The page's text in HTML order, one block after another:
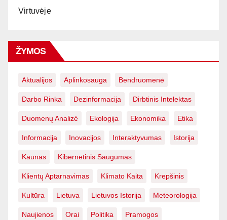
Virtuvėje
ŽYMOS
Aktualijos Aplinkosauga Bendruomenė
Darbo Rinka Dezinformacija Dirbtinis Intelektas
Duomenų Analizė Ekologija Ekonomika Etika
Informacija Inovacijos Interaktyvumas Istorija
Kaunas Kibernetinis Saugumas
Klientų Aptarnavimas Klimato Kaita Krepšinis
Kultūra Lietuva Lietuvos Istorija Meteorologija
Naujienos Orai Politika Pramogos